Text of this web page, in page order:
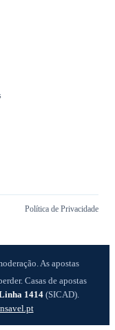
Política de Privacidade
As apostas
Casas de apostas
1414(SICAD).